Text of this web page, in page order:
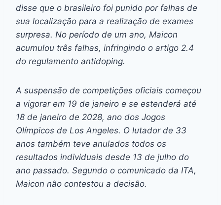
disse que o brasileiro foi punido por falhas de
sua localização para a realização de exames
surpresa. No período de um ano, Maicon
acumulou três falhas, infringindo o artigo 2.4
do regulamento antidoping.
A suspensão de competições oficiais começou
a vigorar em 19 de janeiro e se estenderá até
18 de janeiro de 2028, ano dos Jogos
Olímpicos de Los Angeles. O lutador de 33
anos também teve anulados todos os
resultados individuais desde 13 de julho do
ano passado. Segundo o comunicado da ITA,
Maicon não contestou a decisão.